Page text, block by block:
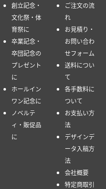
創立記念・
文化祭・体
育祭に
卒業記念・
卒団記念の
プレゼント
に
ホールイン
ワン記念に
ノベルテ
ィ・販促品
に
ご注文の流
れ
お見積り・
お問い合わ
せフォーム
送料につい
て
各手数料に
ついて
お支払い方
法
デザインデ
ータ入稿方
法
会社概要
特定商取引